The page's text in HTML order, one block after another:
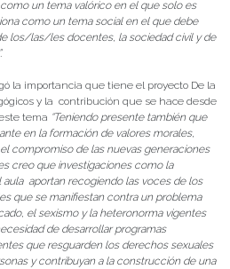
un tema valórico en el que solo es
como un tema social en el que debe
los/las/les docentes, la sociedad civil y de
la importancia que tiene el proyecto De la
y la contribución que se hace desde
tema “Teniendo presente también que
en la formación de valores morales,
compromiso de las nuevas generaciones
creo que investigaciones como la
aula aportan recogiendo las voces de los
que se manifiestan contra un problema
el sexismo y la heteronorma vigentes
de desarrollar programas
que resguarden los derechos sexuales
y contribuyan a la construcción de una